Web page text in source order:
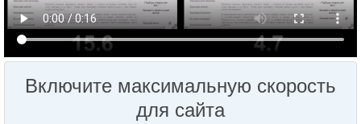
Включите максимальную скорость
для сайта